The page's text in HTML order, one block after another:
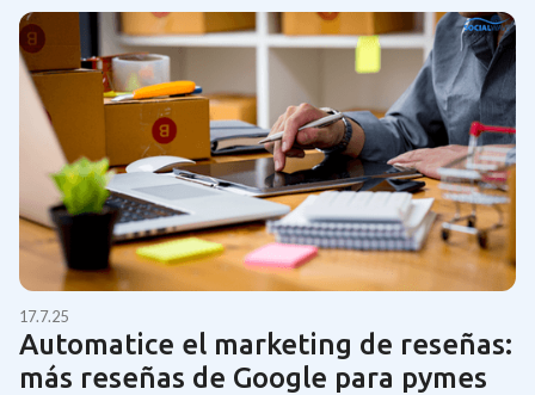
17.7.25
Automatice el marketing de reseñas:
más reseñas de Google para pymes